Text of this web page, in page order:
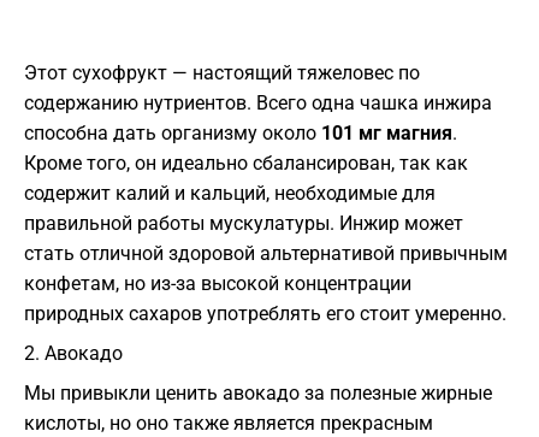
​Этот сухофрукт — настоящий тяжеловес по
содержанию нутриентов. Всего одна чашка инжира
способна дать организму около 101 мг магния.
Кроме того, он идеально сбалансирован, так как
содержит калий и кальций, необходимые для
правильной работы мускулатуры. Инжир может
стать отличной здоровой альтернативой привычным
конфетам, но из-за высокой концентрации
природных сахаров употреблять его стоит умеренно.
​2. Авокадо
​Мы привыкли ценить авокадо за полезные жирные
кислоты, но оно также является прекрасным